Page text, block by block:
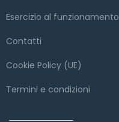
Esercizio al funzionamento
Contatti
Cookie Policy (UE)
Termini e condizioni